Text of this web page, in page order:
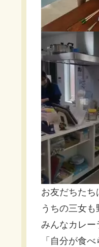
お友だちたち
うちの三女も
みんなカレー
「自分が食